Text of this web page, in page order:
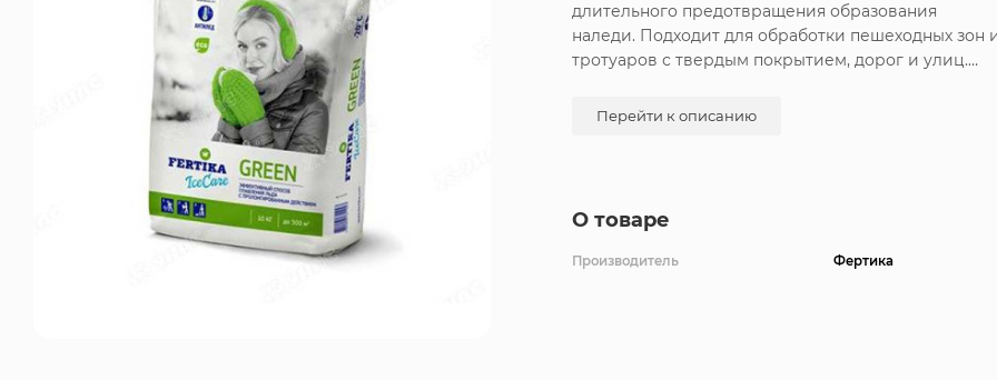
длительного предотвращения образования
наледи. Подходит для обработки пешеходных зон
тротуаров с твердым покрытием, дорог и улиц.
поэтому может использоваться в любое время
Перейти к описанию
О товаре
Производитель Фертика